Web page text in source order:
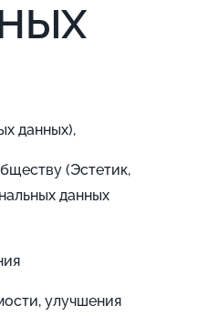
данных),
(Эстетик,
данных
улучшения